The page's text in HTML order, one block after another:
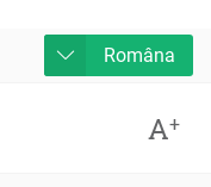
Româna
A+